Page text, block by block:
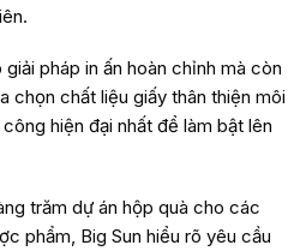
pháp in ấn hoàn chỉnh mà còn
chọn chất liệu giấy thân thiện môi
hiện đại nhất để làm bật lên
trăm dự án hộp quà cho các
phẩm, Big Sun hiểu rõ yêu cầu